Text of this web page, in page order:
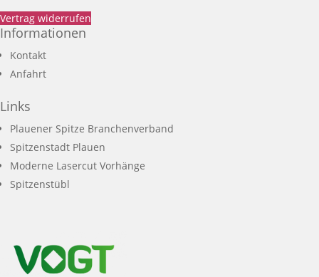
Vertrag widerrufen
Informationen
Kontakt
Anfahrt
Links
Plauener Spitze Branchenverband
Spitzenstadt Plauen
Moderne Lasercut Vorhänge
Spitzenstübl